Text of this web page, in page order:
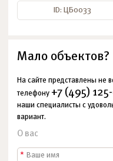
ID: ЦБ0033
Мало объектов?
На сайте представлены не
телефону +7 (495)
наши специалисты с
вариант.
О вас
*